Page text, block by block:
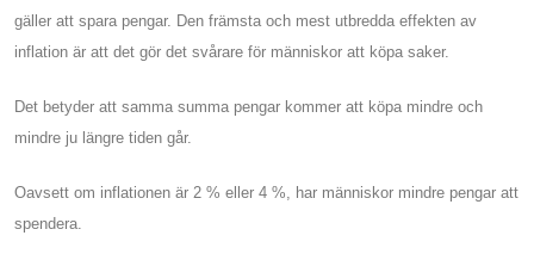
gäller att spara pengar. Den främsta och mest utbredda effekten av
inflation är att det gör det svårare för människor att köpa saker.
Det betyder att samma summa pengar kommer att köpa mindre och
mindre ju längre tiden går.
Oavsett om inflationen är 2 % eller 4 %, har människor mindre pengar att
spendera.